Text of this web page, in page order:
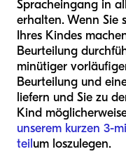
Spracheingang in
erhalten. Wenn Sie
Ihres Kindes
Beurteilung
minütiger
Beurteilung und
liefern und Sie zu
Kind
unserem kurzen 3-
teilum loszulegen.